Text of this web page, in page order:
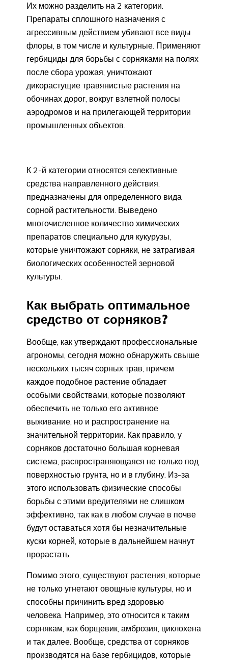
Их можно разделить на 2 категории.
Препараты сплошного назначения с
агрессивным действием убивают все виды
флоры, в том числе и культурные. Применяют
гербициды для борьбы с сорняками на полях
после сбора урожая, уничтожают
дикорастущие травянистые растения на
обочинах дорог, вокруг взлетной полосы
аэродромов и на прилегающей территории
промышленных объектов.
К 2-й категории относятся селективные
средства направленного действия,
предназначены для определенного вида
сорной растительности. Выведено
многочисленное количество химических
препаратов специально для кукурузы,
которые уничтожают сорняки, не затрагивая
биологических особенностей зерновой
культуры.
Как выбрать оптимальное
средство от сорняков?
Вообще, как утверждают профессиональные
агрономы, сегодня можно обнаружить свыше
нескольких тысяч сорных трав, причем
каждое подобное растение обладает
особыми свойствами, которые позволяют
обеспечить не только его активное
выживание, но и распространение на
значительной территории. Как правило, у
сорняков достаточно большая корневая
система, распространяющаяся не только под
поверхностью грунта, но и в глубину. Из-за
этого использовать физические способы
борьбы с этими вредителями не слишком
эффективно, так как в любом случае в почве
будут оставаться хотя бы незначительные
куски корней, которые в дальнейшем начнут
прорастать.
Помимо этого, существуют растения, которые
не только угнетают овощные культуры, но и
способны причинить вред здоровью
человека. Например, это относится к таким
сорнякам, как борщевик, амброзия, циклохена
и так далее. Вообще, средства от сорняков
производятся на базе гербицидов, которые